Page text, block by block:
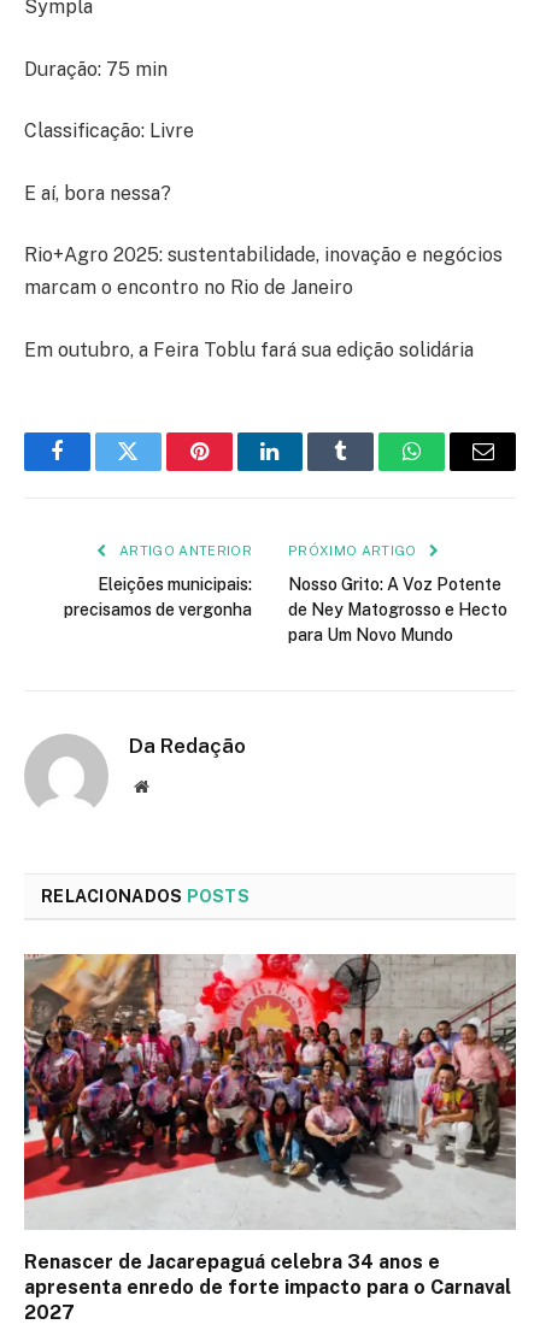
Sympla
Duração: 75 min
Classificação: Livre
E aí, bora nessa?
Rio+Agro 2025: sustentabilidade, inovação e negócios
marcam o encontro no Rio de Janeiro
Em outubro, a Feira Toblu fará sua edição solidária
FacebookTwitter PinterestLinkedInTumblr WhatsApp
E-
ARTIGO ANTERIOR
Eleições municipais:
precisamos de vergonha
PRÓXIMO ARTIGO
Nosso Grito: A Voz Potente
de Ney Matogrosso e Hecto
para Um Novo Mundo
Da Redação
Site
RELACIONADOS POSTS
Renascer de Jacarepaguá celebra 34 anos e
apresenta enredo de forte impacto para o Carnaval
2027